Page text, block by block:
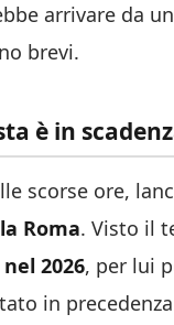
arrivare da
brevi.
è in
scorse ore,
Roma. Visto il
2026, per lui
in